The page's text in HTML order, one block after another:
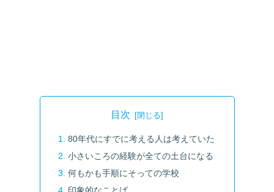
目次
80年代にすでに考える人は考えていた
小さいころの経験が全ての土台になる
何もかも手順にそっての学校